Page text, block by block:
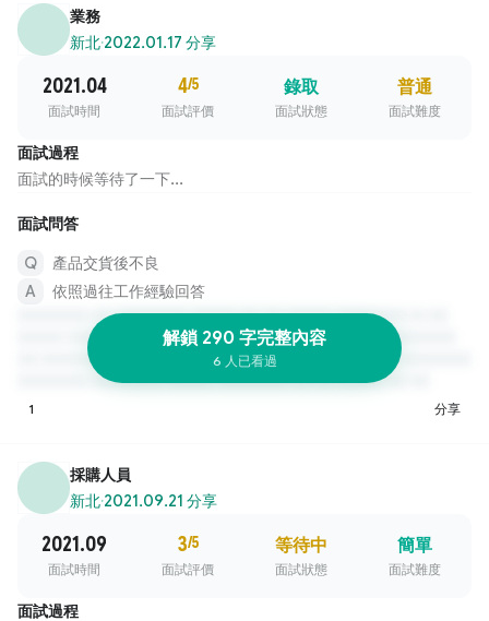
業務
新北·2022.01.17 分享
2021.04
面試時間
4/5
面試評價
錄取
面試狀態
普通
面試難度
面試過程
面試的時候等待了一下...
面試問答
產品交貨後不良
依照過往工作經驗回答
解鎖 290 字完整內容
6 人已看過
1 分享
採購人員
新北·2021.09.21 分享
2021.09
面試時間
3/5
面試評價
等待中
面試狀態
簡單
面試難度
面試過程